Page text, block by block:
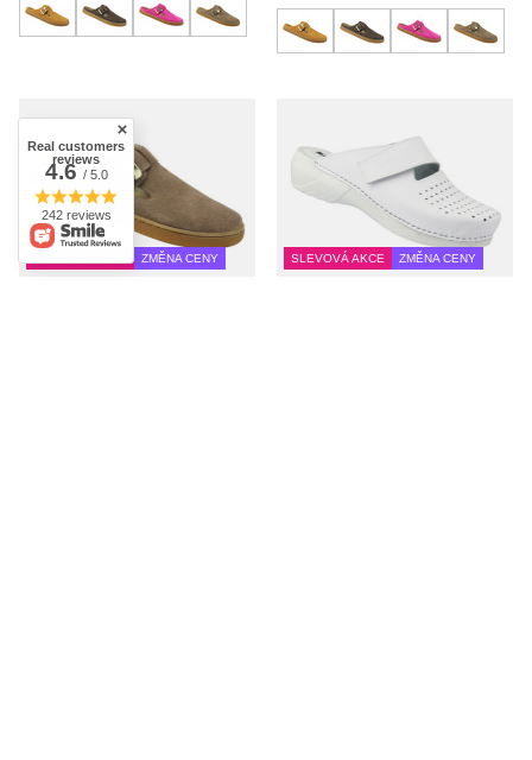
ZMĚNA CENY SLEVOVÁ AKCE ZMĚNA CENY
Real customers
reviews
4.6/ 5.0
242 reviews